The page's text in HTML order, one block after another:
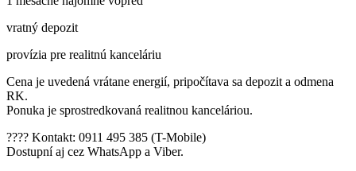
vratný depozit
provízia pre realitnú kanceláriu
Cena je uvedená vrátane energií, pripočítava sa depozit a odmena
RK.
Ponuka je sprostredkovaná realitnou kanceláriou.
???? Kontakt: 0911 495 385 (T-Mobile)
Dostupní aj cez WhatsApp a Viber.